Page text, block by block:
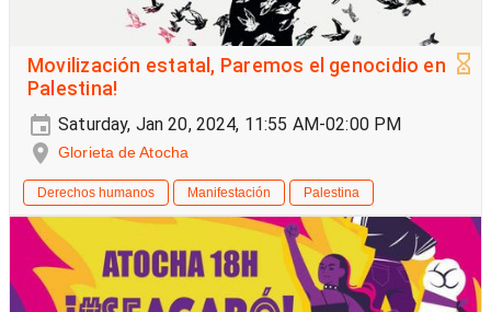
Movilización estatal, Paremos el genocidio en
Palestina!
Saturday, Jan 20, 2024, 11:55 AM-02:00 PM
Glorieta de Atocha
Derechos humanos Manifestación Palestina